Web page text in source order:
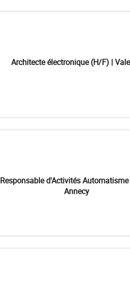
Architecte électronique (H/F) |
Responsable d'Activités
Annecy